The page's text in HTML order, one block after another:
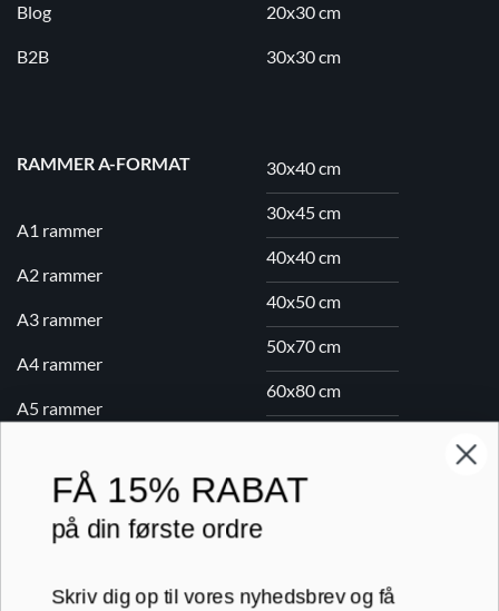
Blog
B2B
20x30 cm
30x30 cm
RAMMER A-FORMAT
A1 rammer
A2 rammer
A3 rammer
A4 rammer
A5 rammer
30x40 cm
30x45 cm
40x40 cm
40x50 cm
50x70 cm
60x80 cm
Printogrammer.dk · Navervej 21 · 8382 Hinnerup · CVR 40736166 ·
(+45) 8844 1630 · kundeservice@printogrammer.dk
© 2026 Printogrammer.dk
FÅ 15% RABAT
på din første ordre
Skriv dig op til vores nyhedsbrev og få